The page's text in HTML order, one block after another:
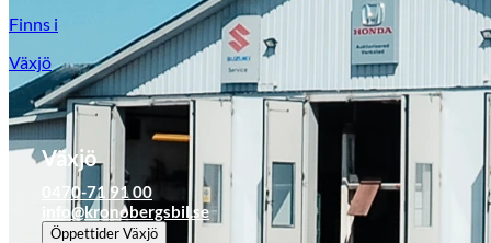
Finns i
Växjö
Växjö
0470-71 91 00
info@kronobergsbil.se
ÖppettiderVäxjö